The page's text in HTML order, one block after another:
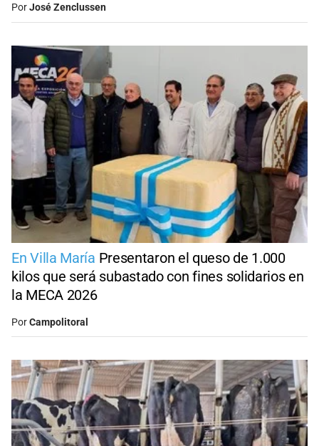
PorJosé Zenclussen
En Villa María Presentaron el queso de 1.000
kilos que será subastado con fines solidarios en
la MECA 2026
PorCampolitoral